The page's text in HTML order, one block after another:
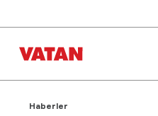
Haberler